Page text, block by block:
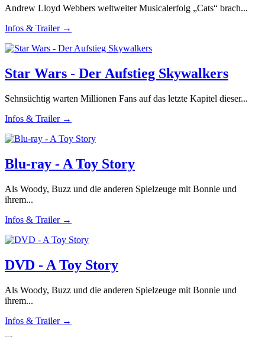
Andrew Lloyd Webbers weltweiter Musicalerfolg „Cats“ brach...
Infos & Trailer →
Star Wars - Der Aufstieg Skywalkers
Sehnsüchtig warten Millionen Fans auf das letzte Kapitel dieser...
Infos & Trailer →
Blu-ray - A Toy Story
Als Woody, Buzz und die anderen Spielzeuge mit Bonnie und
ihrem...
Infos & Trailer →
DVD - A Toy Story
Als Woody, Buzz und die anderen Spielzeuge mit Bonnie und
ihrem...
Infos & Trailer →